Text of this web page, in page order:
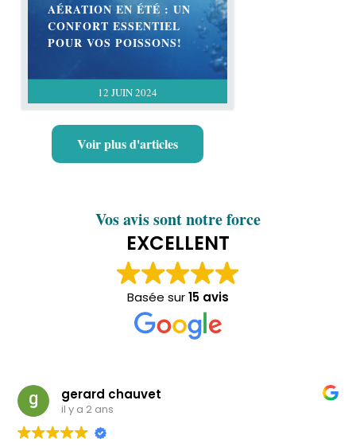
12 JUIN 2024
AÉRATION EN ÉTÉ : UN
CONFORT ESSENTIEL
POUR VOS POISSONS!
Voir plus d'articles
Vos avis sont notre force
EXCELLENT
Basée sur15 avis
gerard chauvet
il y a 2 ans